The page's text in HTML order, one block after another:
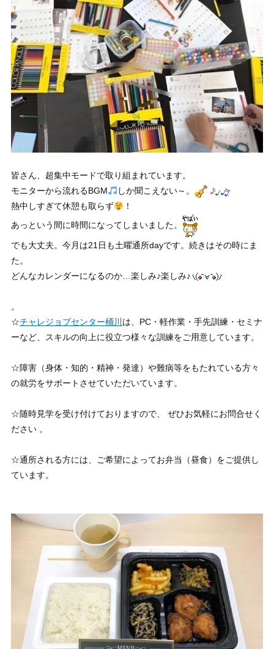
皆さん、超集中モードで取り組まれています。
モニターから流れるBGM
しか聞こえない～。
熱中しすぎて休憩も取らず
！
あっという間に時間になってしまいました。
でも大丈夫。今月は21日も土曜通所dayです。続きはその時にま
た。
どんなカレンダーになるのか…楽しみ♪楽しみ♪
。
☆チャレジョブセンター桶川 は、PC・軽作業・手先訓練・セミナ
ーなど、スキルの向上に役立つ様々な訓練をご用意しています。
☆障害（身体・知的・精神・発達）や難病等をもたれている方々
の就労をサポートさせていただいています。
☆随時見学を受け付けておりますので、 ぜひお気軽にお問合せく
ださい 。
☆通所される方には、ご希望によってお弁当（昼食）をご提供し
ています。